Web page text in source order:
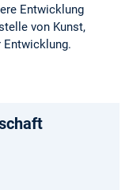
Entwicklung
von Kunst,
Entwicklung.